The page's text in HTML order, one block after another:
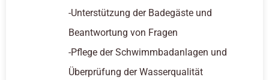
-Unterstützung der Badegäste und
Beantwortung von Fragen
-Pflege der Schwimmbadanlagen und
Überprüfung der Wasserqualität